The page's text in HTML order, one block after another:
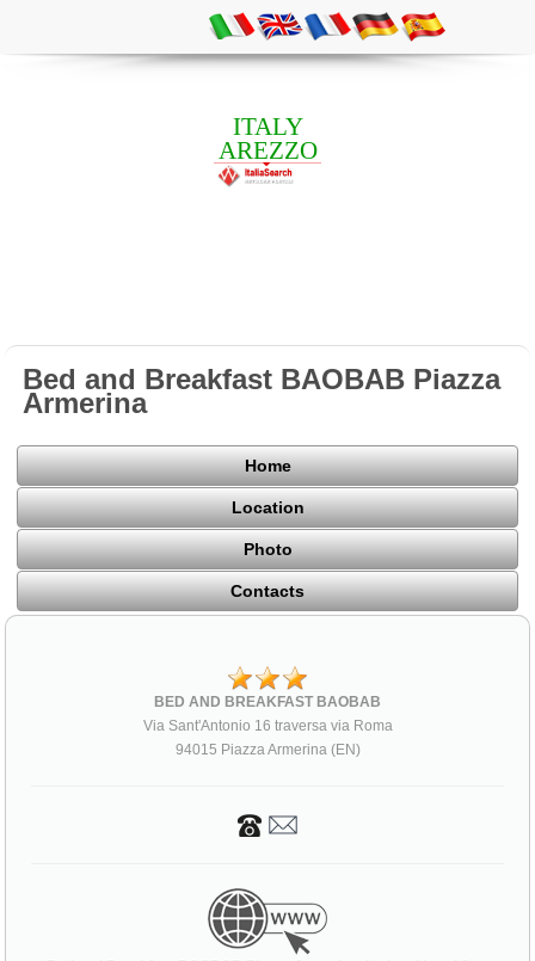
ITALY
AREZZO
Bed and Breakfast BAOBAB Piazza
Armerina
Home
Location
Photo
Contacts
BED AND BREAKFAST BAOBAB
Via Sant'Antonio 16 traversa via Roma
94015 Piazza Armerina (EN)